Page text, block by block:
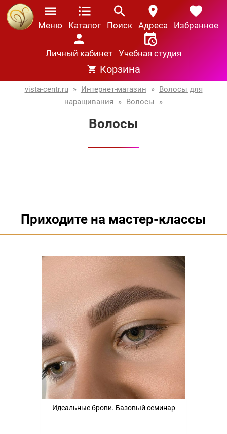
Меню Каталог Поиск Адреса Избранное
Личный кабинет Учебная студия
Корзина
vista-centr.ru » Интернет-магазин » Волосы для
наращивания
» Волосы »
Волосы
Приходите на мастер-классы
Идеальные брови. Базовый семинар